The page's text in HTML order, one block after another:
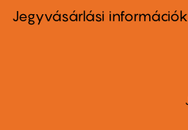
second
Jegyvásárlási információk